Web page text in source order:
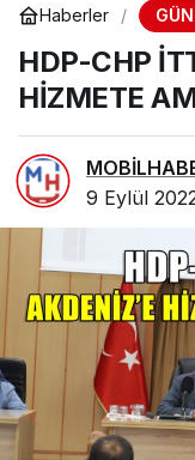
Haberler
HDP-CHP
HİZMETE
9 Eylül